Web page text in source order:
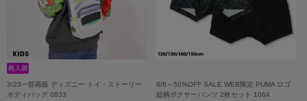
3/23一部再販 ディズニー トイ・ストーリー
ボディバッグ 0833
8/6～50%OFF SALE WEB限定 PUMA ロゴ
総柄ボクサーパンツ 2枚セット 1064